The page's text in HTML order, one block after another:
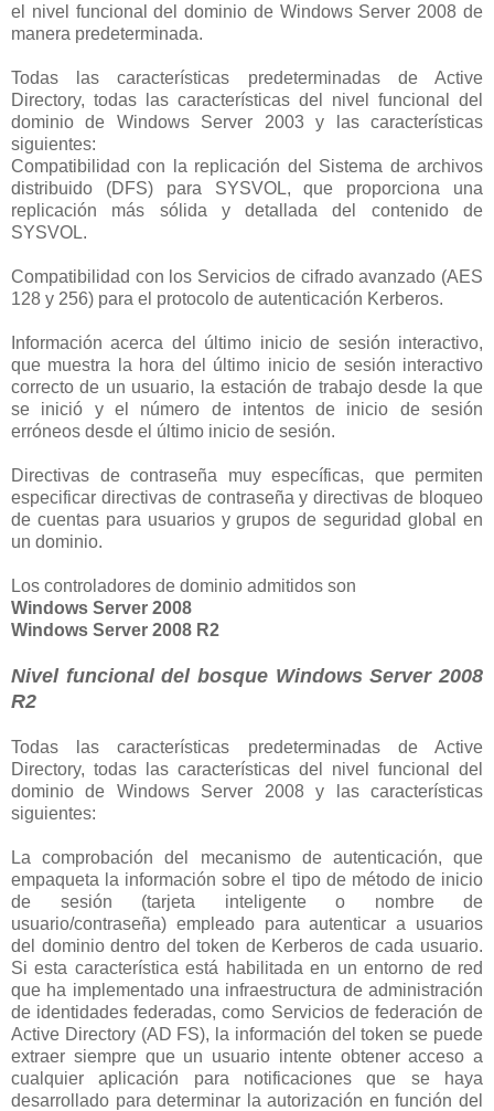
el nivel funcional del dominio de Windows Server 2008 de
manera predeterminada.
Todas las características predeterminadas de Active
Directory, todas las características del nivel funcional del
dominio de Windows Server 2003 y las características
siguientes:
Compatibilidad con la replicación del Sistema de archivos
distribuido (DFS) para SYSVOL, que proporciona una
replicación más sólida y detallada del contenido de
SYSVOL.
Compatibilidad con los Servicios de cifrado avanzado (AES
128 y 256) para el protocolo de autenticación Kerberos.
Información acerca del último inicio de sesión interactivo,
que muestra la hora del último inicio de sesión interactivo
correcto de un usuario, la estación de trabajo desde la que
se inició y el número de intentos de inicio de sesión
erróneos desde el último inicio de sesión.
Directivas de contraseña muy específicas, que permiten
especificar directivas de contraseña y directivas de bloqueo
de cuentas para usuarios y grupos de seguridad global en
un dominio.
Los controladores de dominio admitidos son
Windows Server 2008
Windows Server 2008 R2
Nivel funcional del bosque Windows Server 2008
R2
Todas las características predeterminadas de Active
Directory, todas las características del nivel funcional del
dominio de Windows Server 2008 y las características
siguientes:
La comprobación del mecanismo de autenticación, que
empaqueta la información sobre el tipo de método de inicio
de sesión (tarjeta inteligente o nombre de
usuario/contraseña) empleado para autenticar a usuarios
del dominio dentro del token de Kerberos de cada usuario.
Si esta característica está habilitada en un entorno de red
que ha implementado una infraestructura de administración
de identidades federadas, como Servicios de federación de
Active Directory (AD FS), la información del token se puede
extraer siempre que un usuario intente obtener acceso a
cualquier aplicación para notificaciones que se haya
desarrollado para determinar la autorización en función del